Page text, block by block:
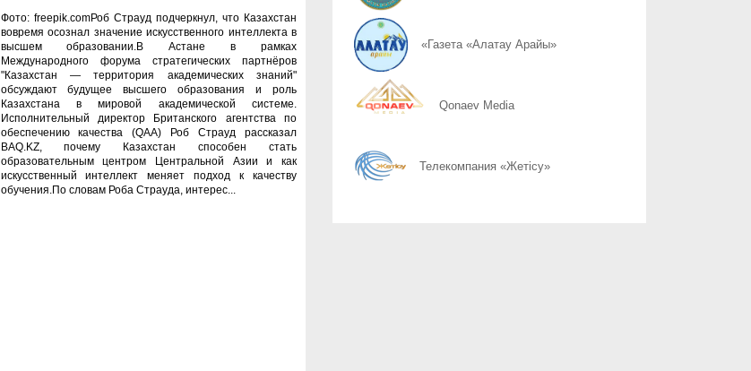
Фото: freepik.comРоб Страуд подчеркнул, что Казахстан
вовремя осознал значение искусственного интеллекта в
высшем образовании.В Астане в рамках
Международного форума стратегических партнёров
"Казахстан — территория академических знаний"
обсуждают будущее высшего образования и роль
Казахстана в мировой академической системе.
Исполнительный директор Британского агентства по
обеспечению качества (QAA) Роб Страуд рассказал
BAQ.KZ, почему Казахстан способен стать
образовательным центром Центральной Азии и как
искусственный интеллект меняет подход к качеству
обучения.По словам Роба Страуда, интерес...
06.08
06.08
06.08 Радиоэкологический мониторинг приграничных территорий
«Газета «Алатау Арайы»
Qonaev Media
Телекомпания «Жетісу»